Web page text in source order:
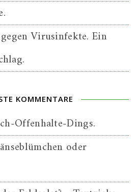
Virusinfekte. Ein
KOMMENTARE
Offenhalte-Dings.
oder